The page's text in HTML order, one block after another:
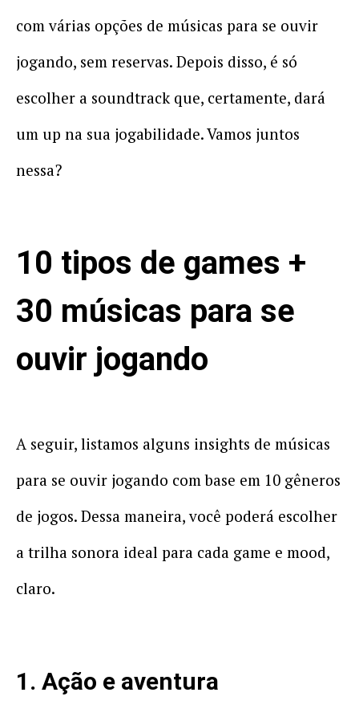
com várias opções de músicas para se ouvir
jogando, sem reservas. Depois disso, é só
escolher a soundtrack que, certamente, dará
um up na sua jogabilidade. Vamos juntos
nessa?
10 tipos de games +
30 músicas para se
ouvir jogando
A seguir, listamos alguns insights de músicas
para se ouvir jogando com base em 10 gêneros
de jogos. Dessa maneira, você poderá escolher
a trilha sonora ideal para cada game e mood,
claro.
1. Ação e aventura